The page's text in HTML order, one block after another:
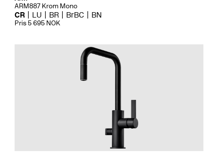
ARM887 Krom Mono
CR LU BR BrBC BN
Pris 5 695 NOK